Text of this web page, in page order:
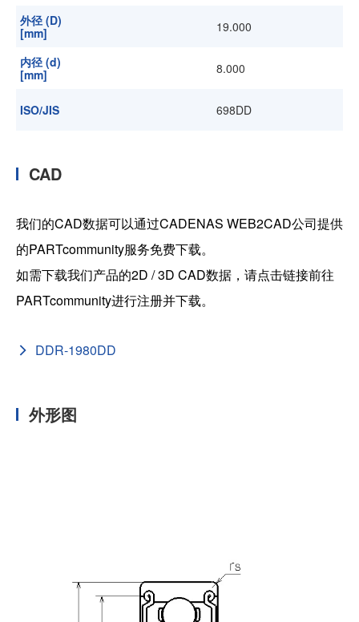
外径 (D)
[mm]
19.000
内径 (d)
[mm]
8.000
ISO/JIS 698DD
CAD
我们的CAD数据可以通过CADENAS WEB2CAD公司提供
的PARTcommunity服务免费下载。
如需下载我们产品的2D / 3D CAD数据，请点击链接前往
PARTcommunity进行注册并下载。
DDR-1980DD
外形图